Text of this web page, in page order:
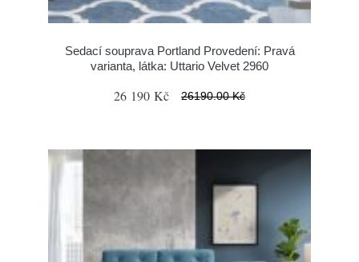
Sedací souprava Portland Provedení: Pravá
varianta, látka: Uttario Velvet 2960
26 190 Kč 26190.00 Kč